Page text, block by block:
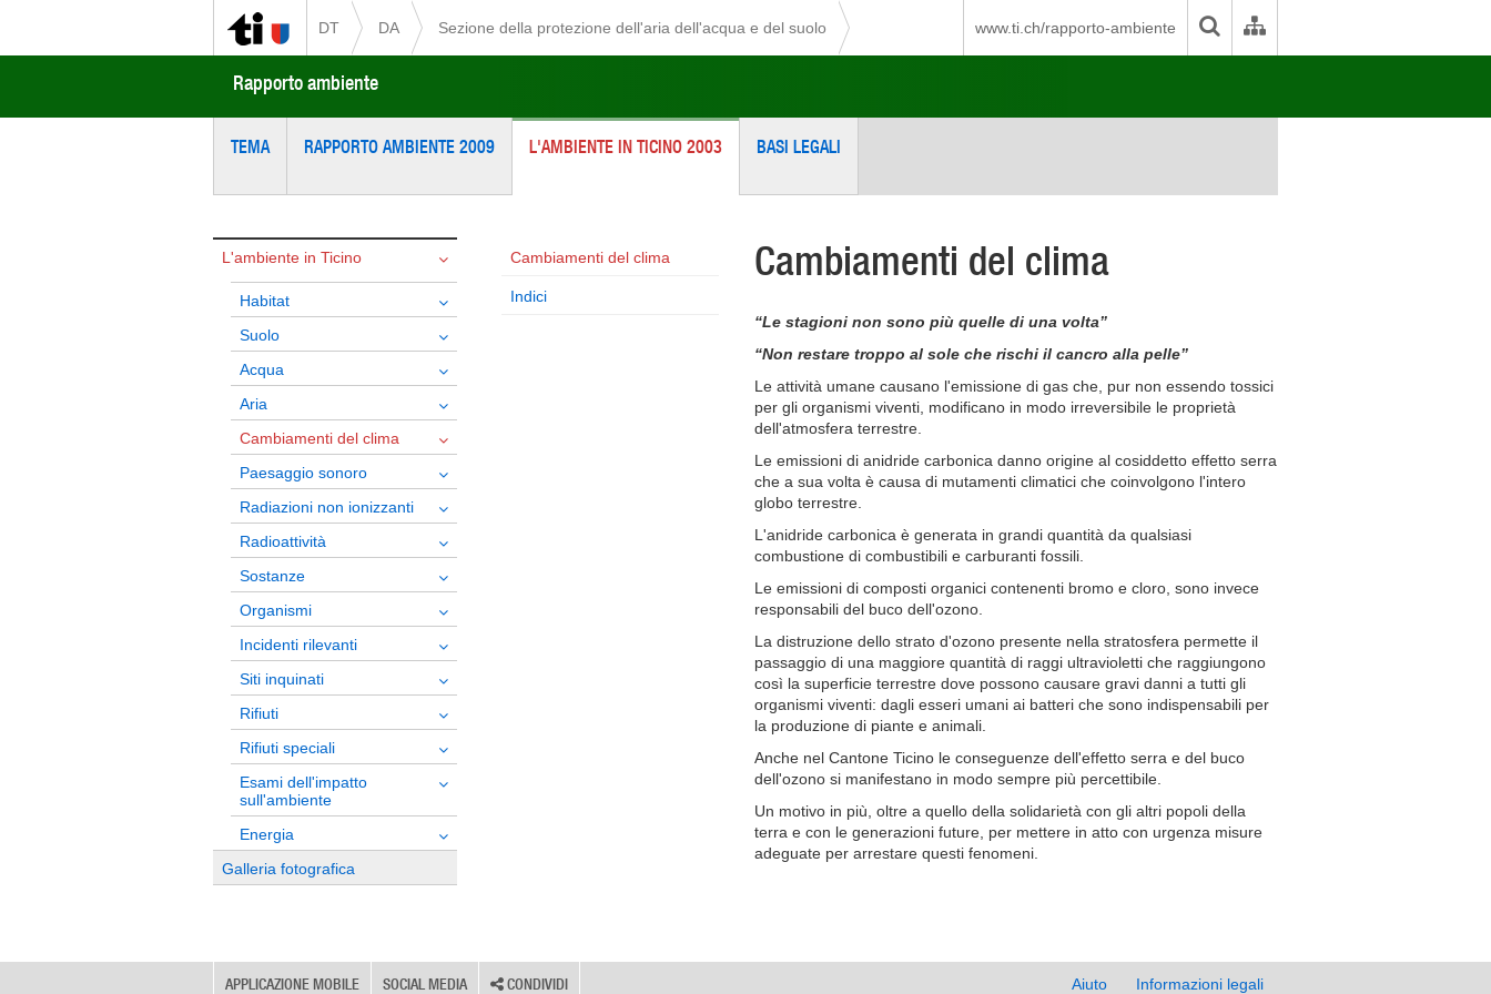
DT DA Sezione della protezione dell'aria dell'acqua e del suolo www.ti.ch/rapporto-ambiente
Rapporto ambiente
TEMA RAPPORTO AMBIENTE 2009 L'AMBIENTE IN TICINO 2003 BASI LEGALI
L'ambiente in Ticino
Habitat
Suolo
Acqua
Aria
Cambiamenti del clima
Paesaggio sonoro
Radiazioni non ionizzanti
Radioattività
Sostanze
Organismi
Incidenti rilevanti
Siti inquinati
Rifiuti
Rifiuti speciali
Esami dell'impatto
sull'ambiente
Energia
Galleria fotografica
Cambiamenti del clima
Indici
Cambiamenti del clima
“Le stagioni non sono più quelle di una volta”
“Non restare troppo al sole che rischi il cancro alla pelle”
Le attività umane causano l'emissione di gas che, pur non essendo tossici
per gli organismi viventi, modificano in modo irreversibile le proprietà
dell'atmosfera terrestre.
Le emissioni di anidride carbonica danno origine al cosiddetto effetto serra
che a sua volta è causa di mutamenti climatici che coinvolgono l'intero
globo terrestre.
L'anidride carbonica è generata in grandi quantità da qualsiasi
combustione di combustibili e carburanti fossili.
Le emissioni di composti organici contenenti bromo e cloro, sono invece
responsabili del buco dell'ozono.
La distruzione dello strato d'ozono presente nella stratosfera permette il
passaggio di una maggiore quantità di raggi ultravioletti che raggiungono
così la superficie terrestre dove possono causare gravi danni a tutti gli
organismi viventi: dagli esseri umani ai batteri che sono indispensabili per
la produzione di piante e animali.
Anche nel Cantone Ticino le conseguenze dell'effetto serra e del buco
dell'ozono si manifestano in modo sempre più percettibile.
Un motivo in più, oltre a quello della solidarietà con gli altri popoli della
terra e con le generazioni future, per mettere in atto con urgenza misure
adeguate per arrestare questi fenomeni.
APPLICAZIONE MOBILE SOCIAL MEDIA CONDIVIDI Aiuto Informazioni legali